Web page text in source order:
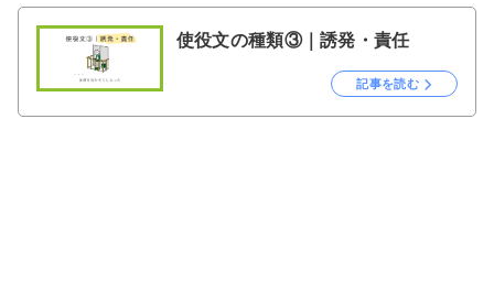
使役文の種類③｜誘発・責任
記事を読む